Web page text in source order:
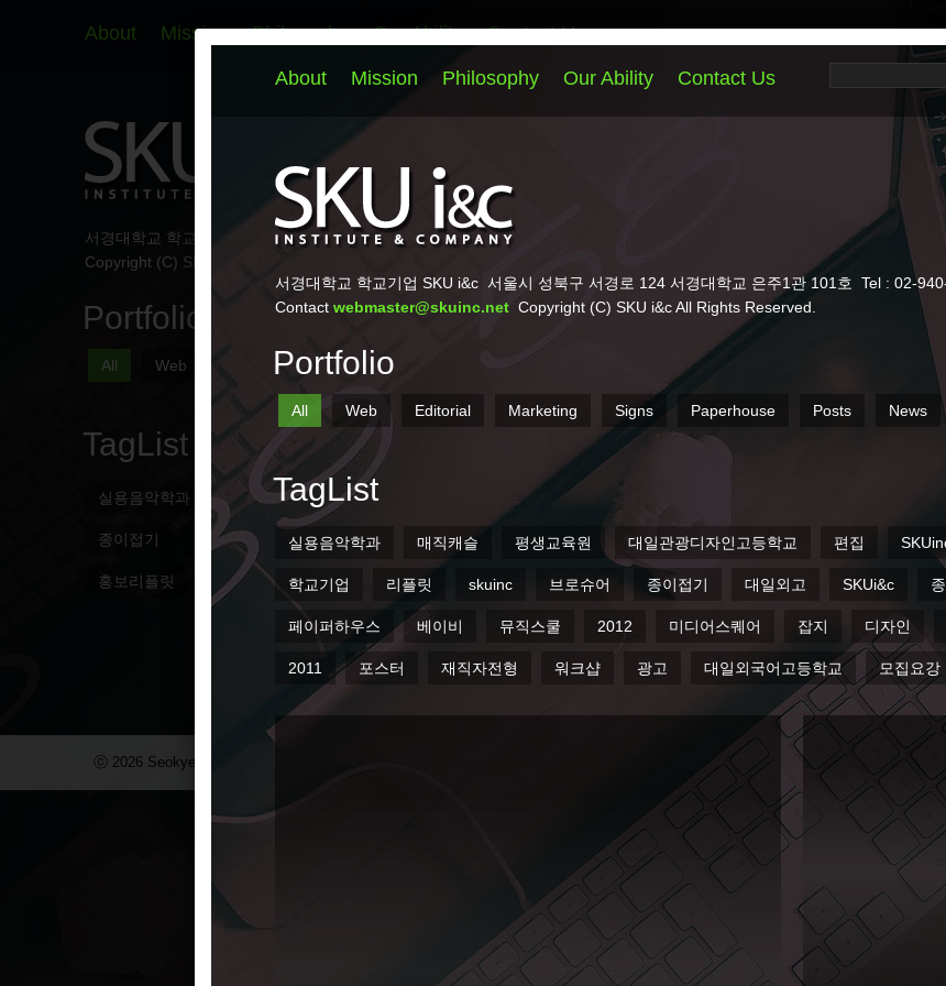
About Mission Philosophy Our Ability Contact Us
서경대학교 학교기업 SKU i&c 서울시 성북구 서경로 124 서경대학교 은주1관 101호 Fax : 02-940-7898
Copyright (C) SKU i&c All Rights Reserved.
Portfolio
All Web Editorial Marketing
TagList
실용음악학과 매직캐슬 평생교육원 대일관광디자인고등학교
종이접기 대일외고 SKUi&c 종이집 서경대학교 서경대 페이퍼하우스 베이비 뮤직스쿨
홍보리플릿 매거진 2011 포스터 재직자전형 워크샵 광고 대일외국어고등학교 모집요강
ⓒ 2026 Seokyeong Institute & Company. All Right Reserved.